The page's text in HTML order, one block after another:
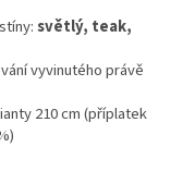
světlý, teak,
vyvinutého právě
210 cm (příplatek